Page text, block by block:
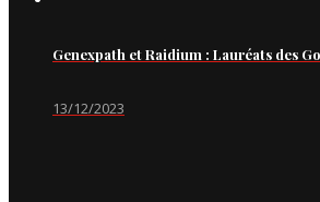
Genexpath et Raidium : Lauréats des
13/12/2023